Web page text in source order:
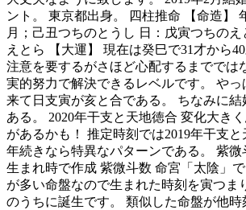
ント。 東京都出身。 四柱推命 【命造】
月；己丑つちのとうし 日：戊寅つちの
えとら 【大運】 現在は癸巳で31才から
注意を要するがさほど心配するまででは
実的努力で解決できるレベルです。 や
来て日支寅が亥と合である。 ちなみに
ある。 2020年干支と天地徳合 変化大き
があるかも！ 推定時刻では2019年干支
年続きなら特異なパターンである。 紫
生まれ時で作成 紫微斗数 命宮「太陰」
が多い命盤なので生まれた時刻を寅つま
のうちに誕生です。 類似した命盤が他時